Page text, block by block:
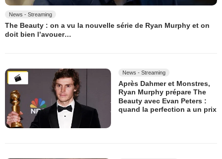
News - Streaming
The Beauty : on a vu la nouvelle série de Ryan Murphy et on
doit bien l’avouer…
News - Streaming
Après Dahmer et Monstres,
Ryan Murphy prépare The
Beauty avec Evan Peters :
quand la perfection a un prix